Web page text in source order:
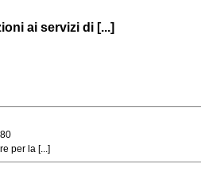
ai servizi di [...]
per la [...]